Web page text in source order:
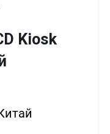
Kiosk